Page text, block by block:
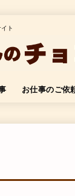
ト
お仕事のご依